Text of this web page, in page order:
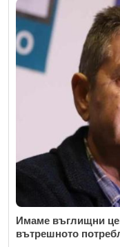
Имаме въглищни
вътрешното